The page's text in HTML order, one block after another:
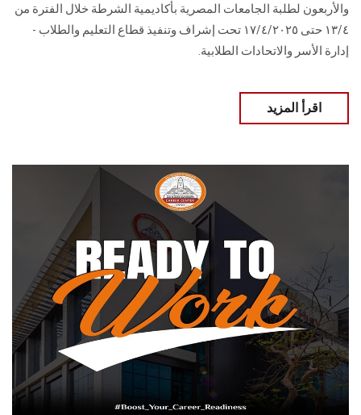
والأربعون لطلبة الجامعات المصرية بأكاديمية الشرطة خلال الفترة من
١٣/٤ حتى ١٧/٤/٢٠٢٥ تحت إشراف وتنفيذ قطاع التعليم والطلاب -
إدارة الأسر والاتحادات الطلابية.
اقرأ المزيد